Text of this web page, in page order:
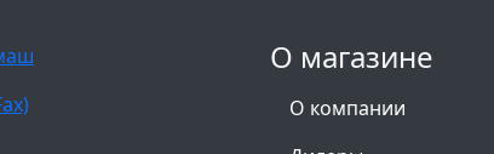
О магазине
О компании